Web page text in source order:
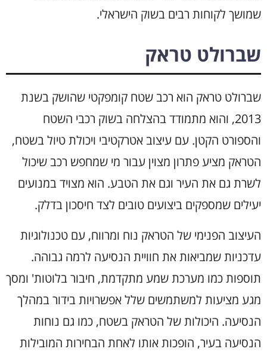
שמושך לקוחות רבים בשוק הישראלי.
שברולט טראק
שברולט טראק הוא רכב שטח קומפקטי שהושק בשנת
2013, והוא מתמודד בהצלחה בשוק רכבי השטח
והספורט הקטן. עם עיצוב אטרקטיבי ויכולת טיול בשטח,
הטראק מציע פתרון מצוין עבור מי שמחפש רכב שיכול
לשרת גם את העיר וגם את הטבע. הוא מצויד במנועים
יעילים שמספקים ביצועים טובים לצד חיסכון בדלק.
העיצוב הפנימי של הטראק נוח ומרווח, עם טכנולוגיות
עדכניות שמביאות את חוויית הנסיעה לרמה גבוהה.
תוספות כמו מערכת שמע מתקדמת, חיבור בלוטות' ומסך
מגע מציעות למשתמשים שלל אפשרויות בידור במהלך
הנסיעה. היכולות של הטראק בשטח, כמו גם נוחות
הנסיעה בעיר, הופכות אותו לאחת הבחירות המובילות